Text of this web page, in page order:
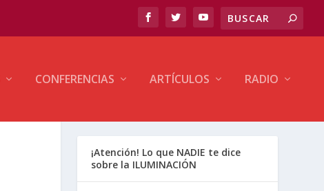
CONFERENCIAS ARTÍCULOS RADIO
¡Atención! Lo que NADIE te dice
sobre la ILUMINACIÓN